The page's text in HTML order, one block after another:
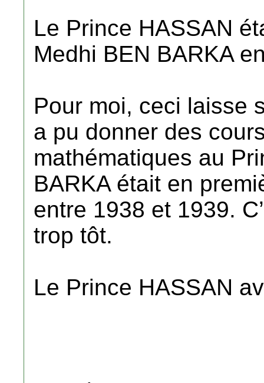
Le Prince HASSAN
Medhi BEN BARKA
Pour moi, ceci laisse
a pu donner des
mathématiques au
BARKA était en
entre 1938 et 1939.
trop tôt.
Le Prince HASSAN